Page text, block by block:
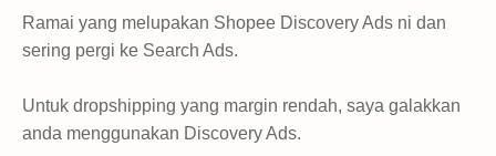
Ramai yang melupakan Shopee Discovery Ads ni dan
sering pergi ke Search Ads.
Untuk dropshipping yang margin rendah, saya galakkan
anda menggunakan Discovery Ads.